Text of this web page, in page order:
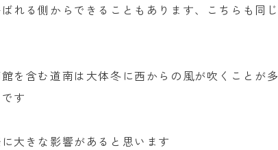
れる側からできることもあります、こちらも同じ
を含む道南は大体冬に西からの風が吹くことが多
す
大きな影響があると思います